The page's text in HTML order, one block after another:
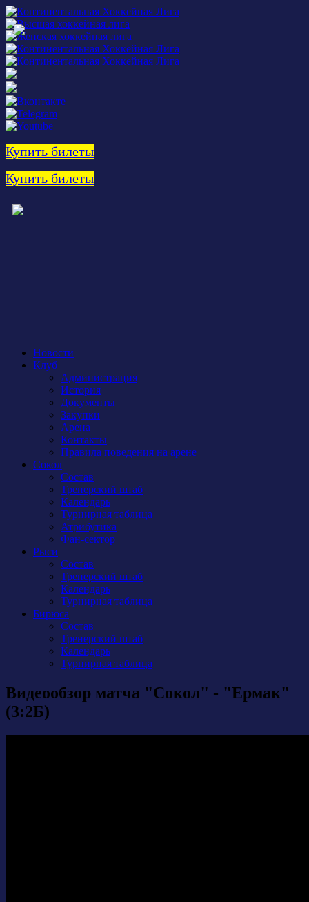
Купить билеты
Купить билеты
Новости
Клуб
Администрация
История
Документы
Закупки
Арена
Контакты
Правила поведения на арене
Сокол
Состав
Тренерский штаб
Календарь
Турнирная таблица
Атрибутика
Фан-сектор
Рыси
Состав
Тренерский штаб
Календарь
Турнирная таблица
Бирюса
Состав
Тренерский штаб
Календарь
Турнирная таблица
Видеообзор матча "Сокол" - "Ермак"
(3:2Б)